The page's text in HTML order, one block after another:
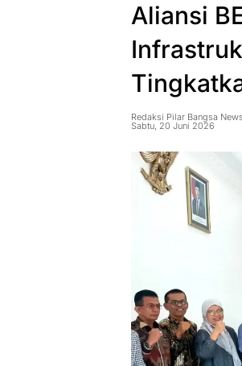
Aliansi
Redaksi Pilar Bangsa News
Sabtu, 20 Juni 2026